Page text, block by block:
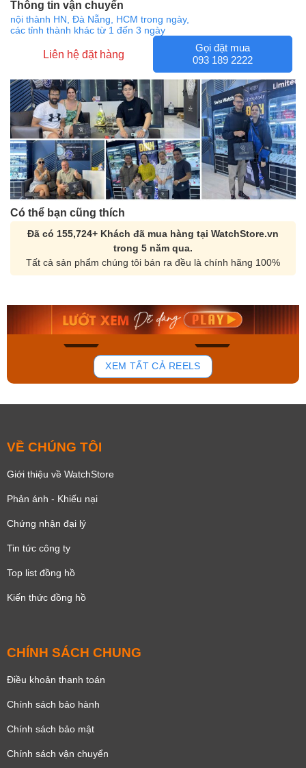
Thông tin vận chuyển
nội thành HN, Đà Nẵng, HCM trong ngày,
các tỉnh thành khác từ 1 đến 3 ngày
Liên hệ đặt hàng
Gọi đặt mua
093 189 2222
Có thể bạn cũng thích
Đã có 155,724+ Khách đã mua hàng tại WatchStore.vn
trong 5 năm qua.
Tất cả sản phẩm chúng tôi bán ra đều là chính hãng 100%
130
Orient Nam RA-
Mua ngay
Casio Nam MTS-
Mua ngay
XEM TẤT CẢ REELS
VỀ CHÚNG TÔI
Giới thiệu về WatchStore
Phản ánh - Khiếu nại
Chứng nhận đại lý
Tin tức công ty
Top list đồng hồ
Kiến thức đồng hồ
CHÍNH SÁCH CHUNG
Điều khoản thanh toán
Chính sách bảo hành
Chính sách bảo mật
Chính sách vận chuyển